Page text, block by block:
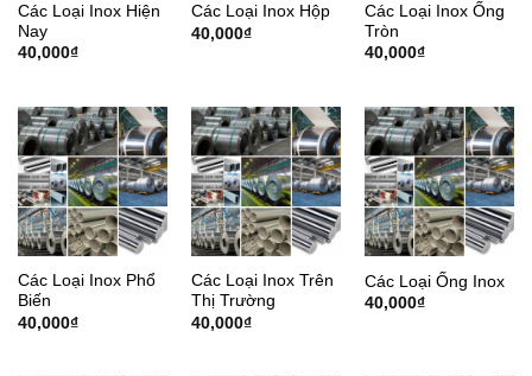
Các Loại Inox Hiện
Nay
40,000₫
Các Loại Inox Hộp
40,000₫
Các Loại Inox Ống
Tròn
40,000₫
Các Loại Inox Phổ
Biến
40,000₫
Các Loại Inox Trên
Thị Trường
40,000₫
Các Loại Ống Inox
40,000₫